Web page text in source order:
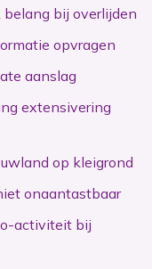
bij overlijden
opvragen
aanslag
extensivering
op kleigrond
onaantastbaar
activiteit bij